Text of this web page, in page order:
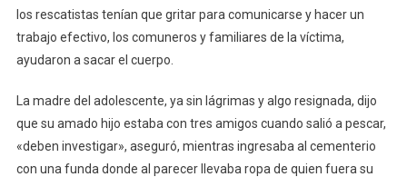
los rescatistas tenían que gritar para comunicarse y hacer un
trabajo efectivo, los comuneros y familiares de la víctima,
ayudaron a sacar el cuerpo.
La madre del adolescente, ya sin lágrimas y algo resignada, dijo
que su amado hijo estaba con tres amigos cuando salió a pescar,
«deben investigar», aseguró, mientras ingresaba al cementerio
con una funda donde al parecer llevaba ropa de quien fuera su